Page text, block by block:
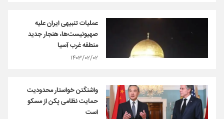
عملیات تنبیهی ایران علیه
صهیونیست‌ها، هنجار جدید
منطقه غرب آسیا
۱۴۰۳/۰۲/۰۲
واشنگتن خواستار محدودیت
حمایت نظامی پکن از مسکو
است